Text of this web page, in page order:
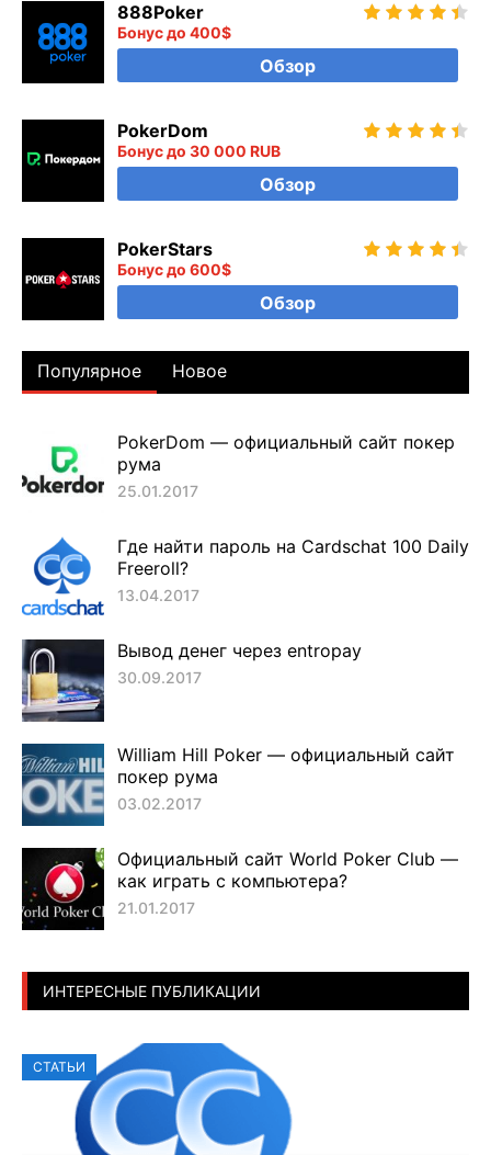
888Poker
Бонус до 400$
Обзор
PokerDom
Бонус до 30 000 RUB
Обзор
PokerStars
Бонус до 600$
Обзор
Популярное Новое
PokerDom — официальный сайт покер
рума
25.01.2017
Где найти пароль на Cardschat 100 Daily
Freeroll?
13.04.2017
Вывод денег через entropay
30.09.2017
William Hill Poker — официальный сайт
покер рума
03.02.2017
Официальный сайт World Poker Club —
как играть с компьютера?
21.01.2017
ИНТЕРЕСНЫЕ ПУБЛИКАЦИИ
СТАТЬИ